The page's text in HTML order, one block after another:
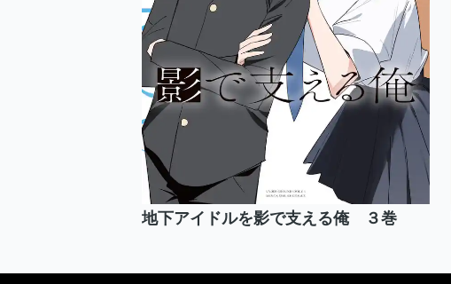
地下アイドルを影で支える俺 ３巻